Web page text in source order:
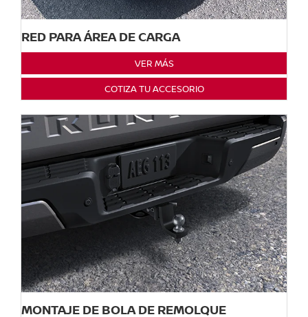
RED PARA ÁREA DE CARGA
VER MÁS
COTIZA TU ACCESORIO
MONTAJE DE BOLA DE REMOLQUE